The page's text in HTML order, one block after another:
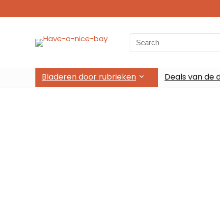
Bladeren door rubrieken Deals van de